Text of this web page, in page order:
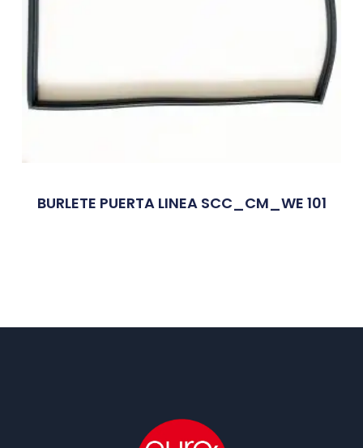
BURLETE PUERTA LINEA SCC_CM_WE 101